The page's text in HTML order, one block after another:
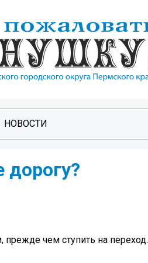
НОВОСТИ
дорогу?
чем ступить на переход.